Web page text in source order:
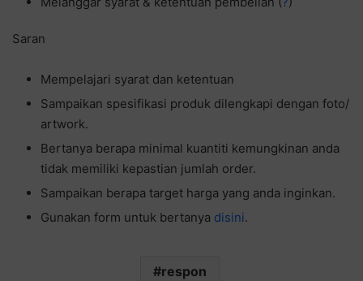
Saran
Mempelajari syarat dan ketentuan
Sampaikan spesifikasi produk dilengkapi dengan foto/
artwork.
Bertanya berapa minimal kuantiti kemungkinan anda
tidak memiliki kepastian jumlah order.
Sampaikan berapa target harga yang anda inginkan.
Gunakan form untuk bertanya disini.
respon